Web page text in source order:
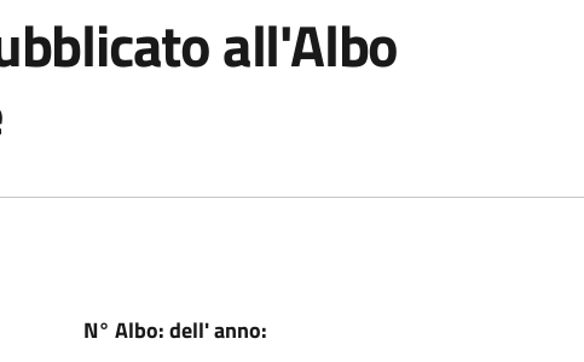
all'Albo
N° Albo:dell' anno: